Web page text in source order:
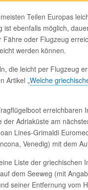
Teilen Europas
ist ebenfalls möglich,
Fähre oder Flugzeug
werden können.
die leicht per Flugzeug
Artikel „Welche
erreichbaren
der Adriaküste am
Lines-Grimaldi
Venedig) mit dem
Liste der griechischen
dem Seeweg (mit
seiner Entfernung vom